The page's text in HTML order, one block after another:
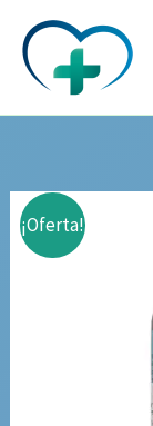
contenido
¡Oferta!